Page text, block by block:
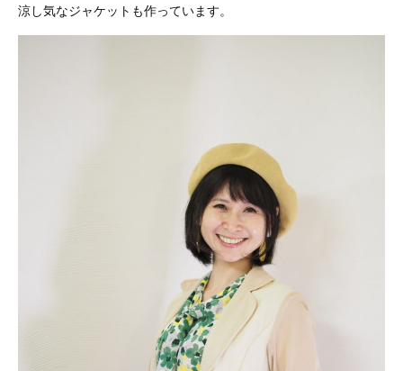
涼し気なジャケットも作っています。